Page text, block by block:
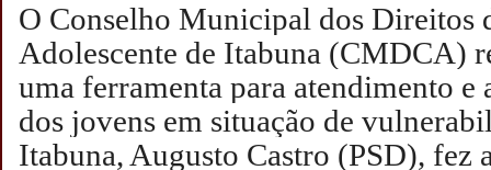
O Conselho Municipal dos Direitos
Adolescente de Itabuna (CMDCA)
uma ferramenta para atendimento e
dos jovens em situação de
Itabuna, Augusto Castro (PSD), fez